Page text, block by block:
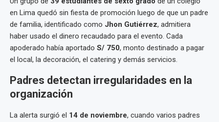
en Lima quedó sin fiesta de promoción luego de que un padre
de familia, identificado como Jhon Gutiérrez, admitiera
haber usado el dinero recaudado para el evento. Cada
apoderado había aportado S/ 750, monto destinado a pagar
el local, la decoración, el catering y demás servicios.
Padres detectan irregularidades en la
organización
La alerta surgió el 14 de noviembre, cuando varios padres